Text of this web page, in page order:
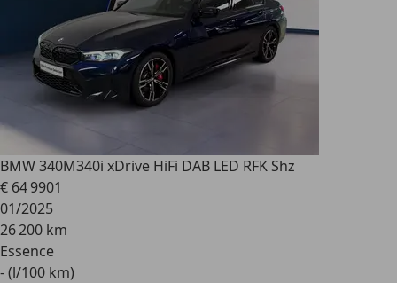
BMW 340M340i xDrive HiFi DAB LED RFK Shz
€ 64 9901
01/2025
26 200 km
Essence
- (l/100 km)